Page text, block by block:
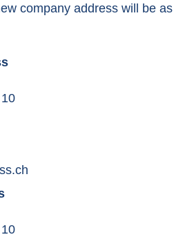
company address will be as